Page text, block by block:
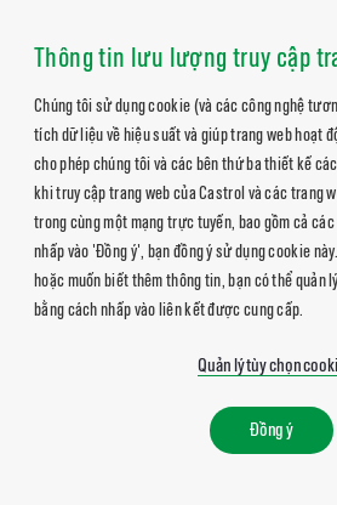
Thông tin lưu lượng truy cập
Chúng tôi sử dụng cookie (và các công nghệ
tích dữ liệu về hiệu suất và giúp trang web hoạt
cho phép chúng tôi và các bên thứ ba thiết kế
khi truy cập trang web của Castrol và các trang
trong cùng một mạng trực tuyến, bao gồm cả
nhấp vào 'Đồng ý', bạn đồng ý sử dụng cookie
hoặc muốn biết thêm thông tin, bạn có thể quản
bằng cách nhấp vào liên kết được cung cấp.
Quản lý tùy chọn
Đồng ý